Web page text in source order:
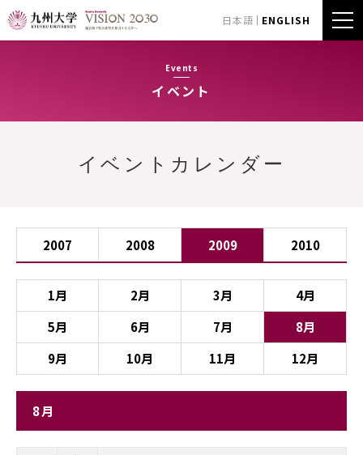
日本語 ENGLISH
Events
イベント
イベントカレンダー
2007 2008 2009 2010
1月 2月 3月
4月
5月
6月 7月
8月
9月
10月 11月 12月
8月